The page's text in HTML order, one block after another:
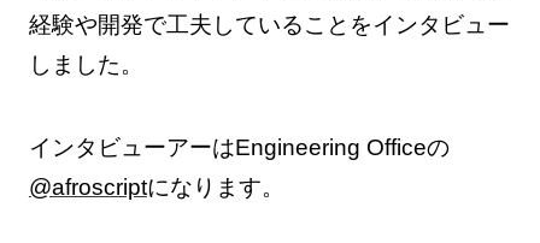
経験や開発で工夫していることをインタビュー
しました。
インタビューアーはEngineering Officeの
@afroscriptになります。